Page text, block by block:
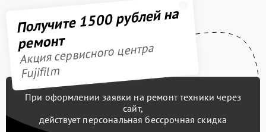
Получите 1500 рублей на
ремонт
Акция сервисного центра
Fujifilm
При оформлении заявки на ремонт техники через
сайт,
действует персональная бессрочная скидка